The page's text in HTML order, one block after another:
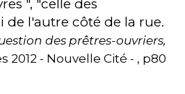
", "celle des
l'autre côté de la rue.
des prêtres-ouvriers,
- Nouvelle Cité - , p80